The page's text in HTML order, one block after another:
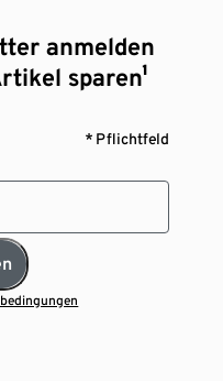
anmelden
sparen¹
* Pflichtfeld